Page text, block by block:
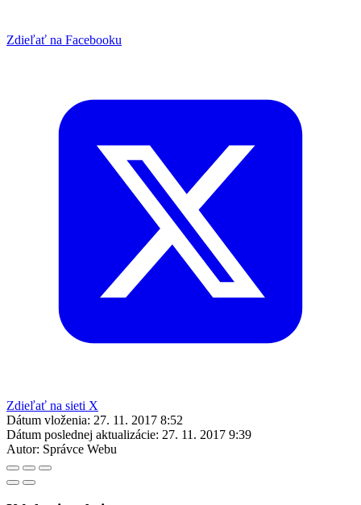
Zdieľať na Facebooku
Zdieľať na sieti X
Dátum vloženia: 27. 11. 2017 8:52
Dátum poslednej aktualizácie: 27. 11. 2017 9:39
Autor: Správce Webu